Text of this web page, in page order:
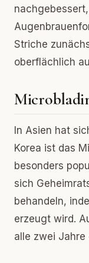
Striche
oberflächlich
In Asien hat
Korea ist das
besonders
sich
behandeln,
erzeugt wird.
alle zwei Jahre